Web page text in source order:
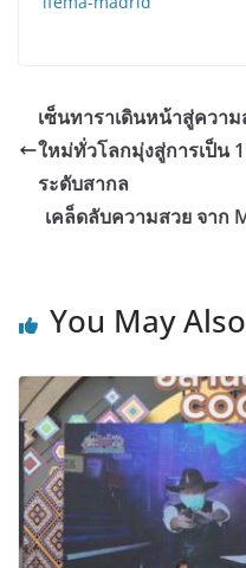
เซ็นทาราเดินหน้าสู่ความ
ใหม่ทั่วโลกมุ่งสู่การเป็น
ระดับสากล
เคล็ดลับความสวย จาก
You May